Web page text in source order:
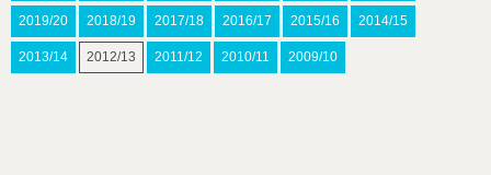
2019/20 2018/19 2017/18 2016/17 2015/16 2014/15
2013/14 2012/13 2011/12 2010/11 2009/10